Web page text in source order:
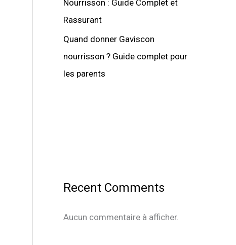
Nourrisson : Guide Complet et
Rassurant
Quand donner Gaviscon
nourrisson ? Guide complet pour
les parents
Recent Comments
Aucun commentaire à afficher.